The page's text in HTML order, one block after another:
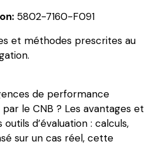
5802-7160-F091
et méthodes prescrites au
de performance
le CNB ? Les avantages et
d’évaluation : calculs,
sur un cas réel, cette